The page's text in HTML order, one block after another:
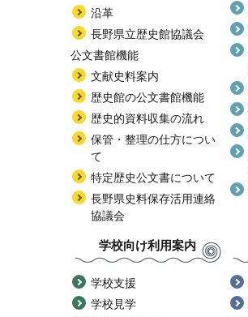
沿革
長野県立歴史館協議会
公文書館機能
文献史料案内
歴史館の公文書館機能
歴史的資料収集の流れ
保管・整理の仕方につい
て
特定歴史公文書について
長野県史料保存活用連絡
協議会
学校向け利用案内
学校支援
学校見学